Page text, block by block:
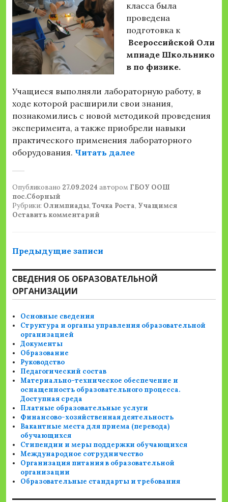
класса была
проведена
подготовка к
Всероссийской Оли
мпиаде Школьнико
в по физике.
Учащиеся выполняли лабораторную работу, в
ходе которой расширили свои знания,
познакомились с новой методикой проведения
эксперимента, а также приобрели навыки
практического применения лабораторного
оборудования. Читать далее«Подготовка к
Опубликовано 27.09.2024 автором ГБОУ ООШ
пос.Сборный
Рубрики: Олимпиады, Точка Роста, Учащимся
Оставить комментарий
Навигация
по
записям
Предыдущие записи
СВЕДЕНИЯ ОБ ОБРАЗОВАТЕЛЬНОЙ
ОРГАНИЗАЦИИ
Основные сведения
Структура и органы управления образовательной
организацией
Документы
Образование
Руководство
Педагогический состав
Материально-техническое обеспечение и
оснащенность образовательного процесса.
Доступная среда
Платные образовательные услуги
Финансово-хозяйственная деятельность
Вакантные места для приема (перевода)
обучающихся
Стипендии и меры поддержки обучающихся
Международное сотрудничество
Организация питания в образовательной
организации
Образовательные стандарты и требования